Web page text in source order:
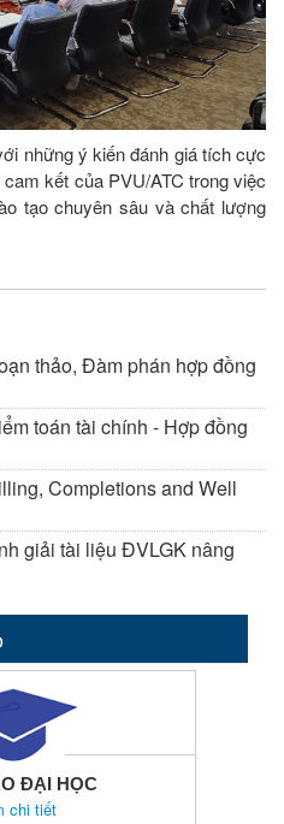
những ý kiến đánh giá tích cực
kết của PVU/ATC trong việc
tạo chuyên sâu và chất lượng
thảo, Đàm phán hợp đồng
toán tài chính - Hợp đồng
Completions and Well
giải tài liệu ĐVLGK nâng
ĐẠI HỌC
chi tiết